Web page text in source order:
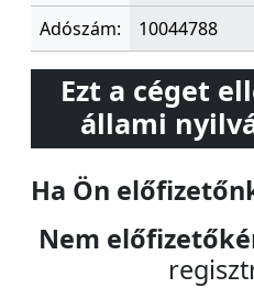
Adószám:
10044788
Ezt a céget
állami
Ha Ön
Nem